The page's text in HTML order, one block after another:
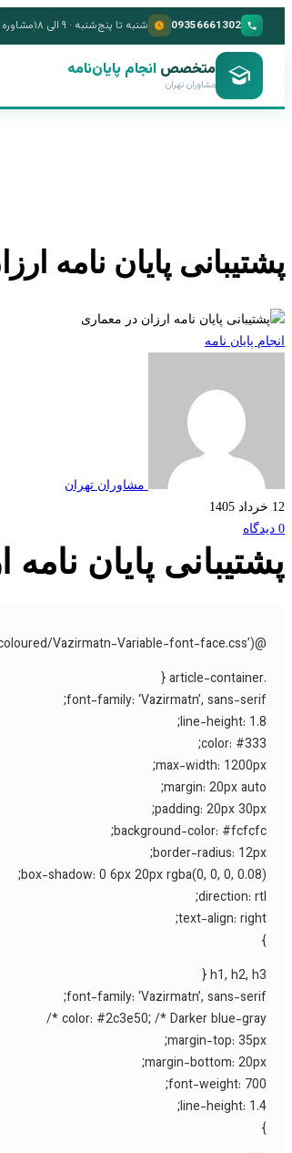
09356661302 شنبه تا پنج‌شنبه · ۹ الی ۱۸ مشاوره
متخصص انجام پایان‌نامه
مشاوران تهران
پشتیبانی پایان نامه
انجام پایان نامه
مشاوران تهران
12 خرداد 1405
0 دیدگاه
پشتیبانی پایان
@import url(‘https://cdn.jsdelivr.net/gh/rastikerdar/vazirmatn@v33.003/Recoloured/Vazirmatn-Variable-font-face.css’);
.article-container {
font-family: ‘Vazirmatn’, sans-serif;
line-height: 1.8;
color: #333;
max-width: 1200px;
margin: 20px auto;
padding: 20px 30px;
background-color: #fcfcfc;
border-radius: 12px;
box-shadow: 0 6px 20px rgba(0, 0, 0, 0.08);
direction: rtl;
text-align: right;
}
h1, h2, h3 {
font-family: ‘Vazirmatn’, sans-serif;
color: #2c3e50; /* Darker blue-gray */
margin-top: 35px;
margin-bottom: 20px;
font-weight: 700;
line-height: 1.4;
}